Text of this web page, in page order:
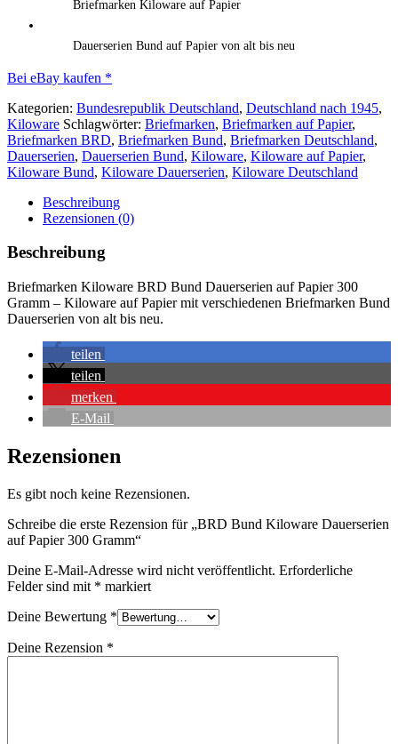
Briefmarken Kiloware auf Papier
Dauerserien Bund auf Papier von alt bis neu
Bei eBay kaufen *
Kategorien: Bundesrepublik Deutschland, Deutschland nach 1945,
Kiloware Schlagwörter: Briefmarken, Briefmarken auf Papier,
Briefmarken BRD, Briefmarken Bund, Briefmarken Deutschland,
Dauerserien, Dauerserien Bund, Kiloware, Kiloware auf Papier,
Kiloware Bund, Kiloware Dauerserien, Kiloware Deutschland
Beschreibung
Rezensionen (0)
Beschreibung
Briefmarken Kiloware BRD Bund Dauerserien auf Papier 300
Gramm – Kiloware auf Papier mit verschiedenen Briefmarken Bund
Dauerserien von alt bis neu.
teilen
teilen
merken
E-Mail
Rezensionen
Es gibt noch keine Rezensionen.
Schreibe die erste Rezension für „BRD Bund Kiloware Dauerserien
auf Papier 300 Gramm“
Deine E-Mail-Adresse wird nicht veröffentlicht. Erforderliche
Felder sind mit * markiert
Deine Bewertung *
Deine Rezension *